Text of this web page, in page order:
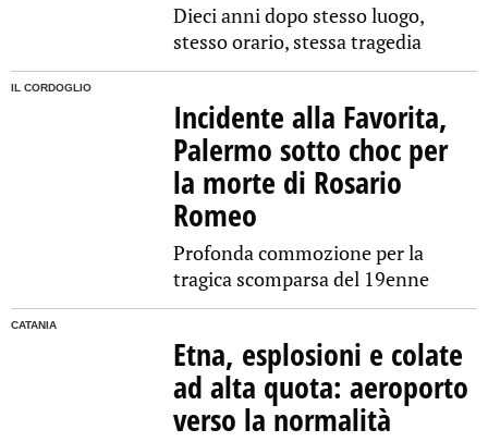
Dieci anni dopo stesso luogo,
stesso orario, stessa tragedia
IL CORDOGLIO
Incidente alla Favorita,
Palermo sotto choc per
la morte di Rosario
Romeo
Profonda commozione per la
tragica scomparsa del 19enne
CATANIA
Etna, esplosioni e colate
ad alta quota: aeroporto
verso la normalità